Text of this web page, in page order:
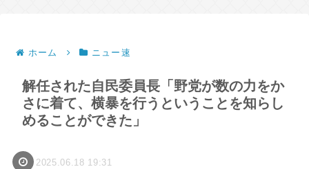
ホーム ニュー速
解任された自民委員長「野党が数の力をか
さに着て、横暴を行うということを知らし
めることができた」
2025.06.18 19:31